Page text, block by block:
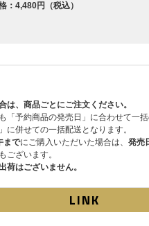
：4,480円（税込）
、商品ごとにご注文ください。
予約商品の発売日」に合わせて一括
併せての一括配送となります。
までにご購入いただいた場合は、 発売
ざいます。
荷はございません。
LINK